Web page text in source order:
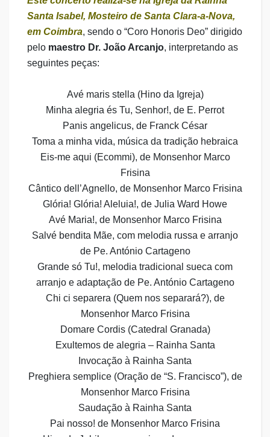
Santa Isabel, Mosteiro de Santa Clara-a-Nova,
em Coimbra, sendo o “Coro Honoris Deo” dirigido
pelo maestro Dr. João Arcanjo, interpretando as
seguintes peças:
Avé maris stella (Hino da Igreja)
Minha alegria és Tu, Senhor!, de E. Perrot
Panis angelicus, de Franck César
Toma a minha vida, música da tradição hebraica
Eis-me aqui (Ecommi), de Monsenhor Marco
Frisina
Cântico dell’Agnello, de Monsenhor Marco Frisina
Glória! Glória! Aleluia!, de Julia Ward Howe
Avé Maria!, de Monsenhor Marco Frisina
Salvé bendita Mãe, com melodia russa e arranjo
de Pe. António Cartageno
Grande só Tu!, melodia tradicional sueca com
arranjo e adaptação de Pe. António Cartageno
Chi ci separera (Quem nos separará?), de
Monsenhor Marco Frisina
Domare Cordis (Catedral Granada)
Exultemos de alegria – Rainha Santa
Invocação à Rainha Santa
Preghiera semplice (Oração de “S. Francisco”), de
Monsenhor Marco Frisina
Saudação à Rainha Santa
Pai nosso! de Monsenhor Marco Frisina